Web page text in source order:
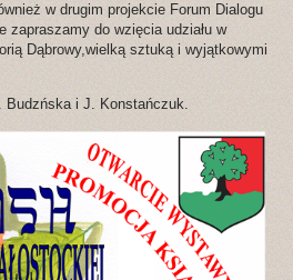
w drugim projekcie Forum Dialogu
zapraszamy do wzięcia udziału w
Dąbrowy,wielką sztuką i wyjątkowymi
Budzńska i J. Konstańczuk.